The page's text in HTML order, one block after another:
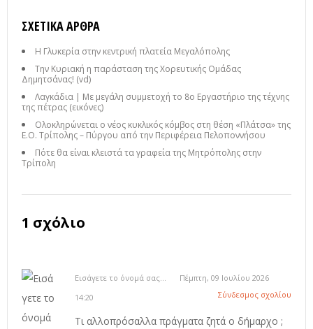
ΣΧΕΤΙΚΆ ΆΡΘΡΑ
Η Γλυκερία στην κεντρική πλατεία Μεγαλόπολης
Την Κυριακή η παράσταση της Χορευτικής Ομάδας
Δημητσάνας! (vd)
Λαγκάδια | Με μεγάλη συμμετοχή το 8ο Εργαστήριο της τέχνης
της πέτρας (εικόνες)
Ολοκληρώνεται ο νέος κυκλικός κόμβος στη θέση «Πλάτσα» της
Ε.Ο. Τρίπολης – Πύργου από την Περιφέρεια Πελοποννήσου
Πότε θα είναι κλειστά τα γραφεία της Μητρόπολης στην
Τρίπολη
1 σχόλιο
Εισάγετε το όνομά σας...
Πέμπτη, 09 Ιουλίου 2026
14:20
Σύνδεσμος σχολίου
Τι αλλοπρόσαλλα πράγματα ζητά ο δήμαρχο ;